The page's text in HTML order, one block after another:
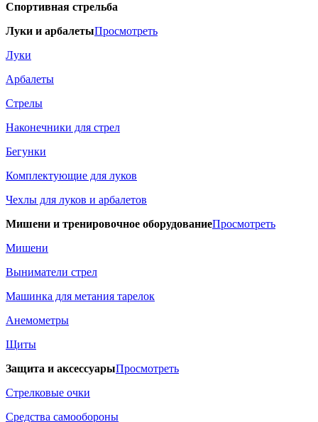
Спортивная стрельба
Луки и арбалетыПросмотреть
Луки
Арбалеты
Стрелы
Наконечники для стрел
Бегунки
Комплектующие для луков
Чехлы для луков и арбалетов
Мишени и тренировочное оборудованиеПросмотреть
Мишени
Выниматели стрел
Машинка для метания тарелок
Анемометры
Щиты
Защита и аксессуарыПросмотреть
Стрелковые очки
Средства самообороны